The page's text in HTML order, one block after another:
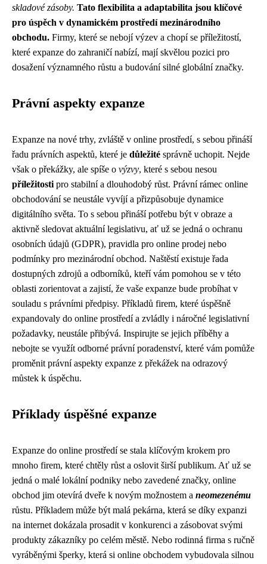
skladové zásoby. Tato flexibilita a adaptabilita jsou klíčové
pro úspěch v dynamickém prostředí mezinárodního
obchodu. Firmy, které se nebojí výzev a chopí se příležitostí,
které expanze do zahraničí nabízí, mají skvělou pozici pro
dosažení významného růstu a budování silné globální značky.
Právní aspekty expanze
Expanze na nové trhy, zvláště v online prostředí, s sebou přináší
řadu právních aspektů, které je důležité správně uchopit. Nejde
však o překážky, ale spíše o výzvy, které s sebou nesou
příležitosti pro stabilní a dlouhodobý růst. Právní rámec online
obchodování se neustále vyvíjí a přizpůsobuje dynamice
digitálního světa. To s sebou přináší potřebu být v obraze a
aktivně sledovat aktuální legislativu, ať už se jedná o ochranu
osobních údajů (GDPR), pravidla pro online prodej nebo
podmínky pro mezinárodní obchod. Naštěstí existuje řada
dostupných zdrojů a odborníků, kteří vám pomohou se v této
oblasti zorientovat a zajistí, že vaše expanze bude probíhat v
souladu s právními předpisy. Příkladů firem, které úspěšně
expandovaly do online prostředí a zvládly i náročné legislativní
požadavky, neustále přibývá. Inspirujte se jejich příběhy a
nebojte se využít odborné právní poradenství, které vám pomůže
proměnit právní aspekty expanze z překážek na odrazový
můstek k úspěchu.
Příklady úspěšné expanze
Expanze do online prostředí se stala klíčovým krokem pro
mnoho firem, které chtěly růst a oslovit širší publikum. Ať už se
jedná o malé lokální podniky nebo zavedené značky, online
obchod jim otevírá dveře k novým možnostem a neomezenému
růstu. Příkladem může být malá pekárna, která se díky expanzi
na internet dokázala prosadit v konkurenci a zásobovat svými
produkty zákazníky po celém městě. Nebo rodinná firma s ručně
vyráběnými šperky, která si online obchodem vybudovala silnou